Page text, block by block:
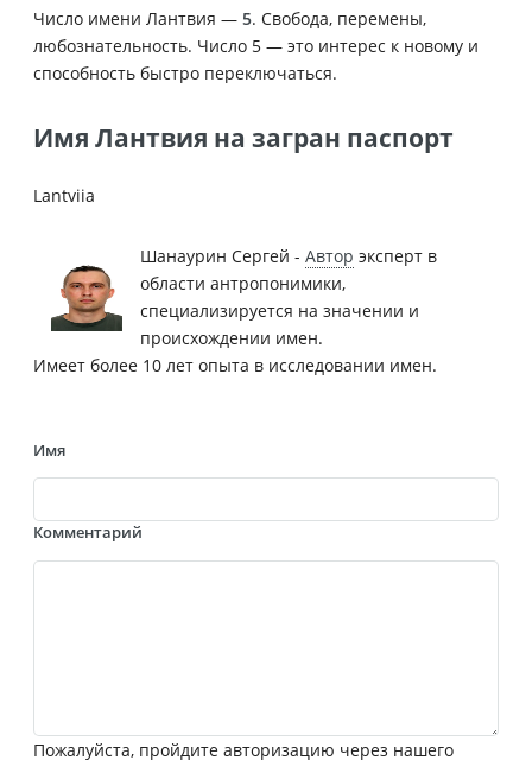
Число имени Лантвия — 5. Свобода, перемены,
любознательность. Число 5 — это интерес к новому и
способность быстро переключаться.
Имя Лантвия на загран паспорт
Lantviia
Шанаурин Сергей - Автор эксперт в
области антропонимики,
специализируется на значении и
происхождении имен.
Имеет более 10 лет опыта в исследовании имен.
Имя
Комментарий
Пожалуйста, пройдите авторизацию через нашего